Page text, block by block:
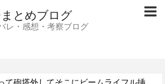
とめブログ
レ・感想・考察ブログ